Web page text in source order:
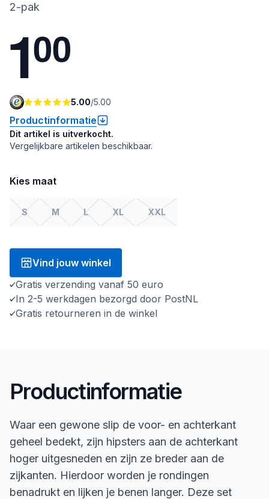
2-pak
100
5.00/5.00
Productinformatie
Dit artikel is uitverkocht.
Vergelijkbare artikelen beschikbaar.
Kies maat
S M L XL XXL
Vind jouw winkel
Gratis verzending vanaf 50 euro
In 2-5 werkdagen bezorgd door PostNL
Gratis retourneren in de winkel
Productinformatie
Waar een gewone slip de voor- en achterkant
geheel bedekt, zijn hipsters aan de achterkant
hoger uitgesneden en zijn ze breder aan de
zijkanten. Hierdoor worden je rondingen
benadrukt en lijken je benen langer. Deze set